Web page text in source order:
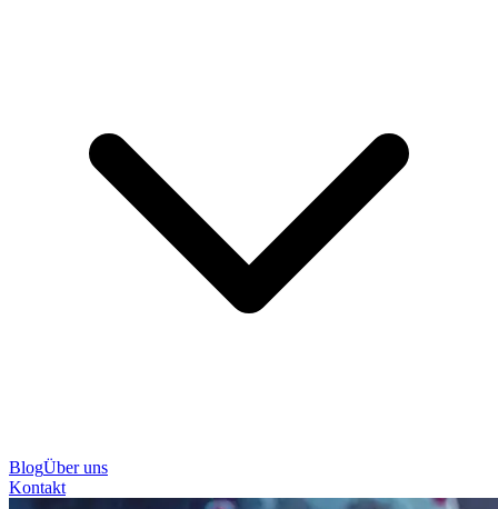
BlogÜber uns
Kontakt